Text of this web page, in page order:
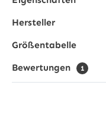
Hersteller
Größentabelle
Bewertungen
1